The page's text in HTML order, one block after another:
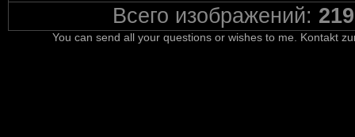
Всего изображений: 219
You can send all your questions or wishes to me. Kontakt